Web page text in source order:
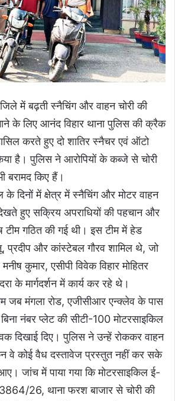
में बढ़ती स्नैचिंग और वाहन चोरी की
के लिए आनंद विहार थाना पुलिस की क्रैक
करते हुए दो शातिर स्नैचर एवं ऑटो
है। पुलिस ने आरोपियों के कब्जे से चोरी
बरामद किए हैं।
दिनों में क्षेत्र में स्नैचिंग और मोटर वाहन
हुए सक्रिय अपराधियों की पहचान और
टीम गठित की गई थी। इस टीम में हेड
और कांस्टेबल गौरव शामिल थे, जो
कुमार, एसीपी विवेक विहार मोहितर
के मार्गदर्शन में कार्य कर रहे थे।
जब मंगला रोड, एजीसीआर एन्क्लेव के पास
नंबर प्लेट की सीटी-100 मोटरसाइकिल
दिखाई दिए। पुलिस ने उन्हें रोककर वाहन
वे कोई वैध दस्तावेज प्रस्तुत नहीं कर सके
जांच में पाया गया कि मोटरसाइकिल ई-
26, थाना फरश बाजार से चोरी की